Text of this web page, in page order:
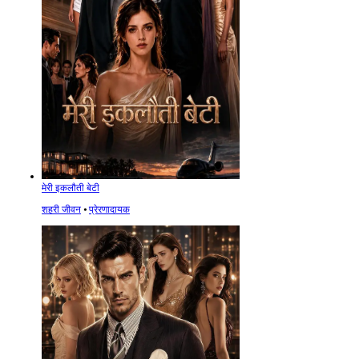
मेरी इकलौती बेटी
शहरी जीवन ⦁ प्रेरणादायक